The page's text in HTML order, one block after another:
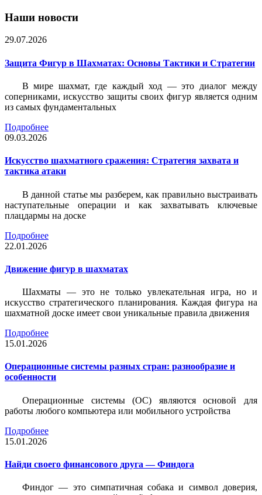
Наши новости
29.07.2026
Защита Фигур в Шахматах: Основы Тактики и Стратегии
В мире шахмат, где каждый ход — это диалог между
соперниками, искусство защиты своих фигур является одним
из самых фундаментальных
Подробнее
09.03.2026
Искусство шахматного сражения: Стратегия захвата и
тактика атаки
В данной статье мы разберем, как правильно выстраивать
наступательные операции и как захватывать ключевые
плацдармы на доске
Подробнее
22.01.2026
Движение фигур в шахматах
Шахматы — это не только увлекательная игра, но и
искусство стратегического планирования. Каждая фигура на
шахматной доске имеет свои уникальные правила движения
Подробнее
15.01.2026
Операционные системы разных стран: разнообразие и
особенности
Операционные системы (ОС) являются основой для
работы любого компьютера или мобильного устройства
Подробнее
15.01.2026
Найди своего финансового друга — Финдога
Финдог — это симпатичная собака и символ доверия,